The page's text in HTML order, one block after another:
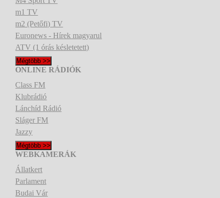
m1 TV
m2 (Petőfi) TV
Euronews - Hírek magyarul
ATV (1 órás késletetett)
Mégtöbb >>
ONLINE RÁDIÓK
Class FM
Klubrádió
Lánchíd Rádió
Sláger FM
Jazzy
Mégtöbb >>
WEBKAMERÁK
Állatkert
Parlament
Budai Vár